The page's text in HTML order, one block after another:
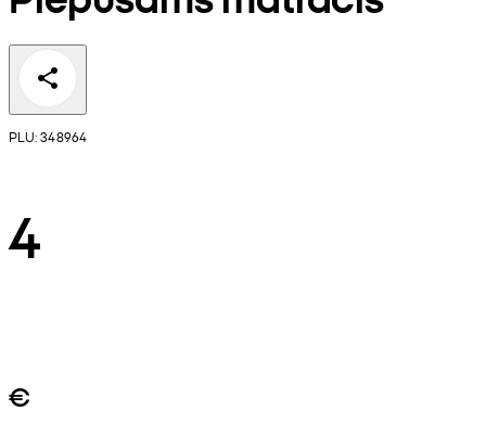
PLU: 348964
4
€